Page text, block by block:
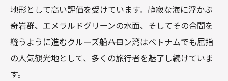
地形として高い評価を受けています。静寂な海に浮かぶ
奇岩群、エメラルドグリーンの水面、そしてその合間を
縫うように進むクルーズ船――ハロン湾はベトナムでも屈指
の人気観光地として、多くの旅行者を魅了し続けていま
す。